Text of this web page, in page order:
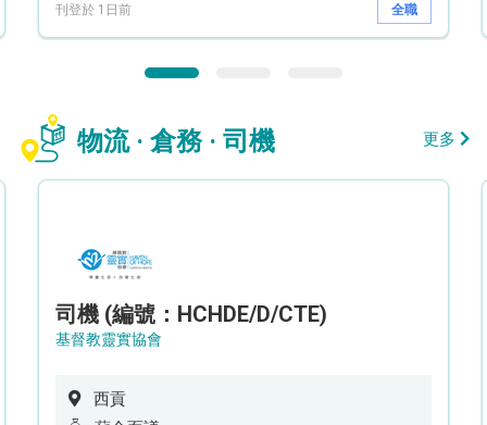
刊登於 1日前 全職
物流 · 倉務 · 司機 更多
司機 (編號：HCHDE/D/CTE)
基督教靈實協會
西貢